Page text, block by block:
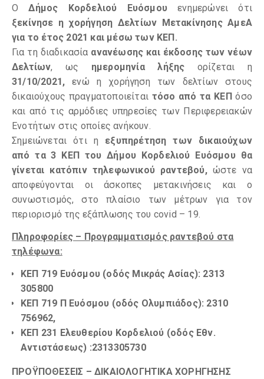
ΟΔήμος Κορδελιού Ευόσμου ενημερώνει ότι
ξεκίνησε η χορήγηση Δελτίων Μετακίνησης ΑμεΑ
για το έτος 2021 και μέσω των ΚΕΠ.
Για τη διαδικασία ανανέωσης και έκδοσης των νέων
Δελτίων, ως ημερομηνία λήξης ορίζεται η
31/10/2021, ενώ η χορήγηση των δελτίων στους
δικαιούχους πραγματοποιείται τόσο από τα ΚΕΠόσο
και από τις αρμόδιες υπηρεσίες των Περιφερειακών
Ενοτήτων στις οποίες ανήκουν.
Σημειώνεται ότι η εξυπηρέτηση των δικαιούχων
από τα 3 ΚΕΠ του Δήμου Κορδελιού Ευόσμου θα
γίνεται κατόπιν τηλεφωνικού ραντεβού, ώστε να
αποφεύγονται οι άσκοπες μετακινήσεις και ο
συνωστισμός, στο πλαίσιο των μέτρων για τον
περιορισμό της εξάπλωσης του covid – 19.
Πληροφορίες – Προγραμματισμός ραντεβού στα
τηλέφωνα:
ΚΕΠ 719 Ευόσμου (οδός Μικράς Ασίας): 2313
305800
ΚΕΠ 719 Π Ευόσμου (οδός Ολυμπιάδος): 2310
756962,
ΚΕΠ 231 Ελευθερίου Κορδελιού (οδός Εθν.
Αντιστάσεως) :2313305730
ΠΡΟΫΠΟΘΕΣΕΙΣ – ΔΙΚΑΙΟΛΟΓΗΤΙΚΑ ΧΟΡΗΓΗΣΗΣ